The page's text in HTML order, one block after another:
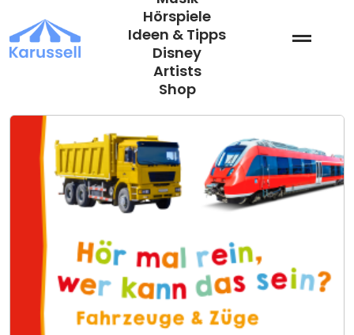
Inhalt
springen
Hörspiele
Ideen & Tipps
Disney
Artists
Shop